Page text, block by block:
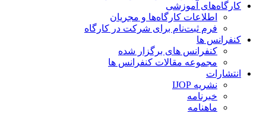
کارگاه‌های آموزشی
اطلاعات کارگاه‌ها و مجریان
فرم ثبت‌نام برای شرکت در کارگاه
کنفرانس ها
کنفرانس های برگزار شده
مجموعه مقالات کنفرانس ها
انتشارات
نشریه IJOP
خبرنامه
ماهنامه